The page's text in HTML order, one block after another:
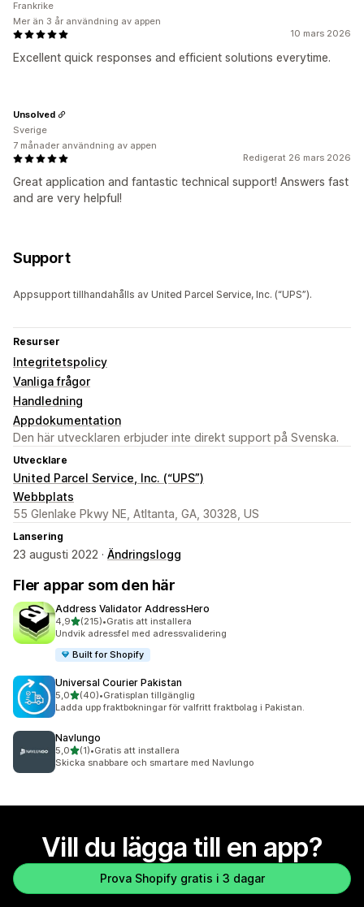
10 mars 2026
Excellent quick responses and efficient solutions everytime.
Frankrike
Mer än 3 år användning av appen
Redigerat 26 mars 2026
Great application and fantastic technical support! Answers fast
and are very helpful!
Unsolved
Sverige
7 månader användning av appen
Support
Appsupport tillhandahålls av United Parcel Service, Inc. (“UPS”).
Resurser
Integritetspolicy
Vanliga frågor
Handledning
Appdokumentation
Den här utvecklaren erbjuder inte direkt support på Svenska.
Utvecklare
United Parcel Service, Inc. (“UPS”)
Webbplats
55 Glenlake Pkwy NE, Atltanta, GA, 30328, US
Lansering
23 augusti 2022 · Ändringslogg
Fler appar som den här
Address Validator AddressHero
4,9av 5 stjärnor
(215)
215 recensioner totalt
•Gratis att installera
Undvik adressfel med adressvalidering
Built for Shopify
Universal Courier Pakistan
5,0av 5 stjärnor
(40)
40 recensioner totalt
•Gratisplan tillgänglig
Ladda upp fraktbokningar för valfritt fraktbolag i Pakistan.
Navlungo
5,0av 5 stjärnor
(1)
1 recensioner totalt
•Gratis att installera
Skicka snabbare och smartare med Navlungo
Vill du lägga till en app?
Prova Shopify gratis i 3 dagar